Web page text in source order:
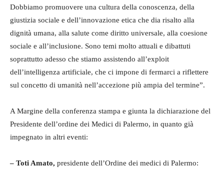
Dobbiamo promuovere una cultura della conoscenza, della
giustizia sociale e dell’innovazione etica che dia risalto alla
dignità umana, alla salute come diritto universale, alla coesione
sociale e all’inclusione. Sono temi molto attuali e dibattuti
soprattutto adesso che stiamo assistendo all’exploit
dell’intelligenza artificiale, che ci impone di fermarci a riflettere
sul concetto di umanità nell’accezione più ampia del termine”.
A Margine della conferenza stampa e giunta la dichiarazione del
Presidente dell’ordine dei Medici di Palermo, in quanto già
impegnato in altri eventi:
– Toti Amato, presidente dell’Ordine dei medici di Palermo: